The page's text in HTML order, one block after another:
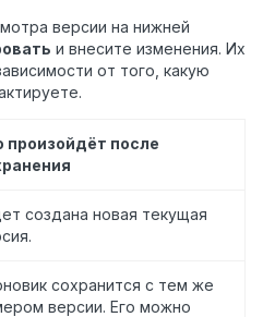
версии на нижней
и внесите изменения. Их
от того, какую
произойдёт после
создана новая текущая
сохранится с тем же
версии. Его можно